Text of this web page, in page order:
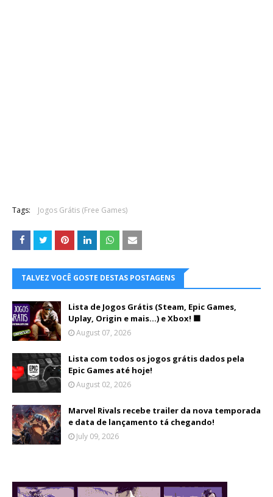
Tags: Jogos Grátis (Free Games)
TALVEZ VOCÊ GOSTE DESTAS POSTAGENS
Lista de Jogos Grátis (Steam, Epic Games,
Uplay, Origin e mais...) e Xbox! 🟩
August 07, 2026
Lista com todos os jogos grátis dados pela
Epic Games até hoje!
August 02, 2026
Marvel Rivals recebe trailer da nova temporada
e data de lançamento tá chegando!
July 09, 2026